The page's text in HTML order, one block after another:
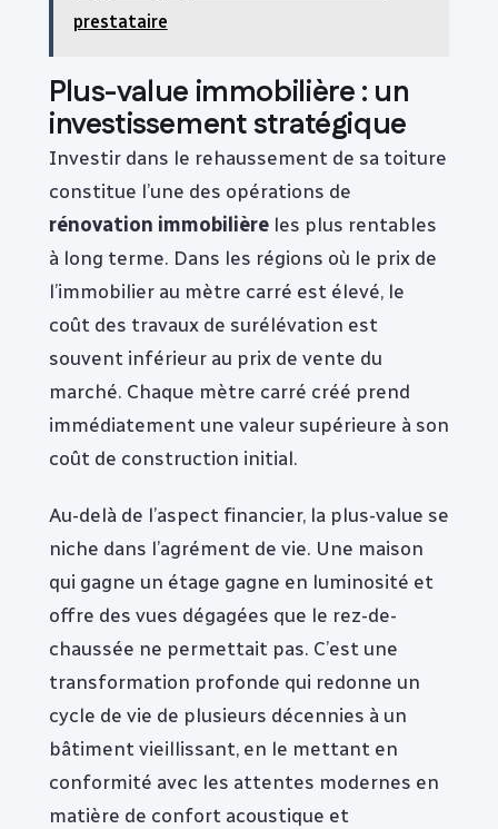
prestataire
Plus-value immobilière : un
investissement stratégique
Investir dans le rehaussement de sa toiture
constitue l’une des opérations de
rénovation immobilière les plus rentables
à long terme. Dans les régions où le prix de
l’immobilier au mètre carré est élevé, le
coût des travaux de surélévation est
souvent inférieur au prix de vente du
marché. Chaque mètre carré créé prend
immédiatement une valeur supérieure à son
coût de construction initial.
Au-delà de l’aspect financier, la plus-value se
niche dans l’agrément de vie. Une maison
qui gagne un étage gagne en luminosité et
offre des vues dégagées que le rez-de-
chaussée ne permettait pas. C’est une
transformation profonde qui redonne un
cycle de vie de plusieurs décennies à un
bâtiment vieillissant, en le mettant en
conformité avec les attentes modernes en
matière de confort acoustique et